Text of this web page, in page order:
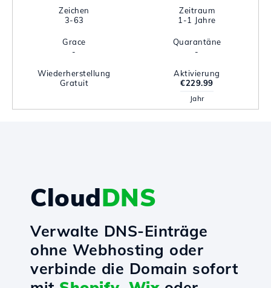
Zeichen
3-63
Zeitraum
1-1 Jahre
Grace
-
Quarantäne
-
Wiederherstellung
Gratuit
Aktivierung
€229.99
Jahr
CloudDNS
Verwalte DNS-Einträge
ohne Webhosting oder
verbinde die Domain sofort